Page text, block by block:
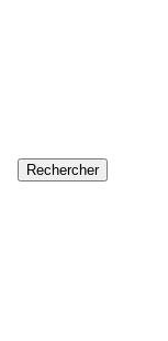
Rechercher